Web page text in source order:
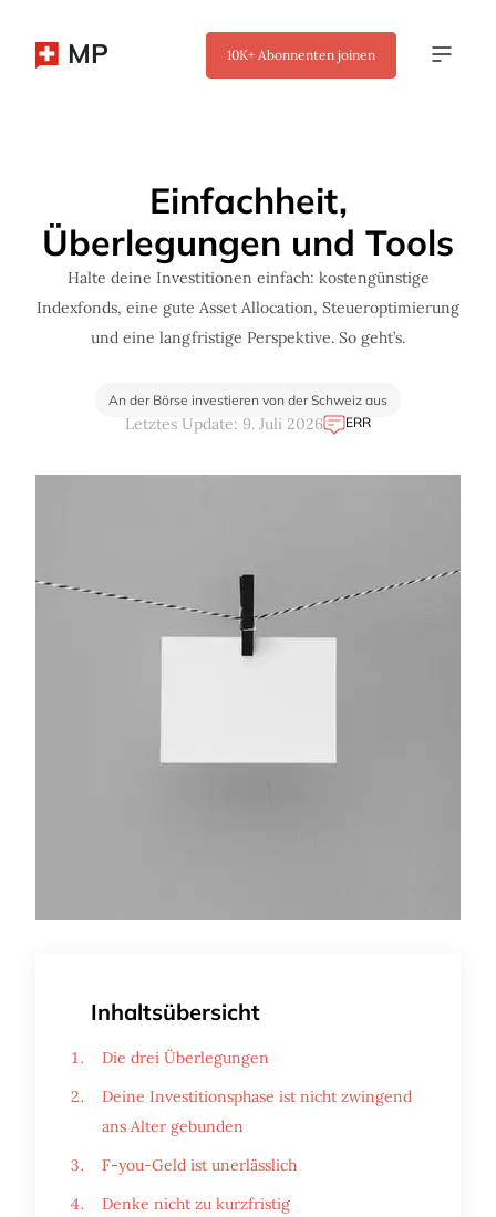
MP 10K+ Abonnenten joinen
Einfachheit,
Überlegungen und Tools
Halte deine Investitionen einfach: kostengünstige
Indexfonds, eine gute Asset Allocation, Steueroptimierung
und eine langfristige Perspektive. So geht’s.
An der Börse investieren von der Schweiz aus
Letztes Update: 9. Juli 2026 ERR
Inhaltsübersicht
Die drei Überlegungen
Deine Investitionsphase ist nicht zwingend
ans Alter gebunden
F-you-Geld ist unerlässlich
Denke nicht zu kurzfristig